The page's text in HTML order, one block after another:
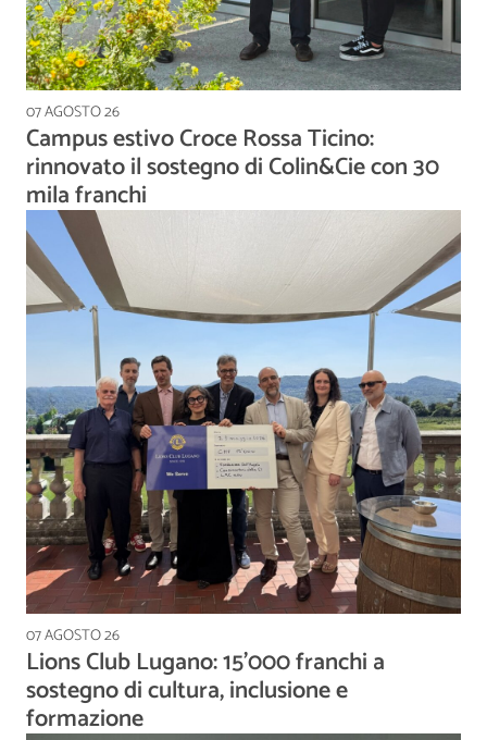
07 AGOSTO 26
Campus estivo Croce Rossa Ticino:
rinnovato il sostegno di Colin&Cie con 30
mila franchi
07 AGOSTO 26
Lions Club Lugano: 15'000 franchi a
sostegno di cultura, inclusione e
formazione